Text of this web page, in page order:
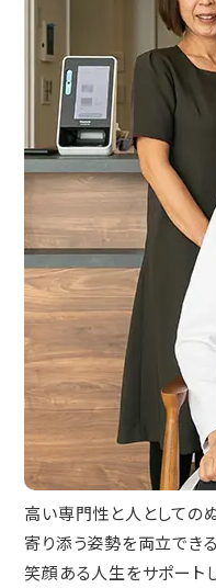
高い専門性と人としての
寄り添う姿勢を両立でき
笑顔ある人生をサポート